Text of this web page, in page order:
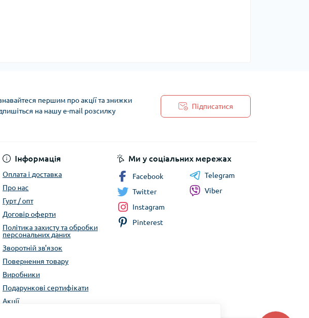
першим про акції та знижки
на нашу e-mail розсилку
Підписатися
Інформація
Оплата і доставка
Про нас
Гурт / опт
Договір оферти
Політика захисту та обробки
персональних даних
Зворотній зв'язок
Повернення товару
Виробники
Подарункові сертифікати
Акції
Ми у соціальних мережах
Facebook
Twitter
Instagram
Pinterest
Telegram
Viber